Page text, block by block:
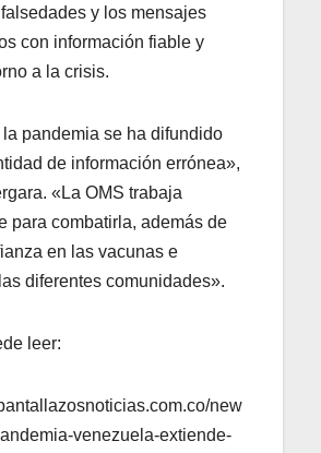
y los mensajes
con información fiable y
a la crisis.
pandemia se ha difundido
de información errónea»,
«La OMS trabaja
para combatirla, además de
en las vacunas e
diferentes comunidades».
leer:
new
venezuela-extiende-